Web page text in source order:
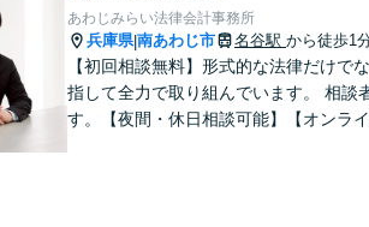
あわじみらい法律会計事務所
兵庫県|南あわじ市 名谷駅 から徒歩1
【初回相談無料】形式的な法律だけで
指して全力で取り組んでいます。 相談
す。【夜間・休日相談可能】【オンライ